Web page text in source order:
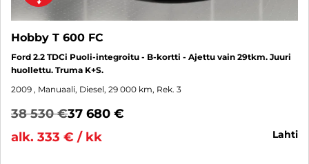
Hobby T 600 FC
Ford 2.2 TDCi Puoli-integroitu - B-kortti - Ajettu vain 29tkm. Juuri
huollettu. Truma K+S.
2009 , Manuaali, Diesel, 29 000 km, Rek. 3
38 530 €37 680 €
alk. 333 € / kk
lahti